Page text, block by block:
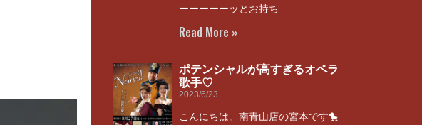
ーーーーーッとお持ち
Read More »
ポテンシャルが高すぎるオペラ
歌手♡
2023/6/23
こんにちは。南青山店の宮本です🐤